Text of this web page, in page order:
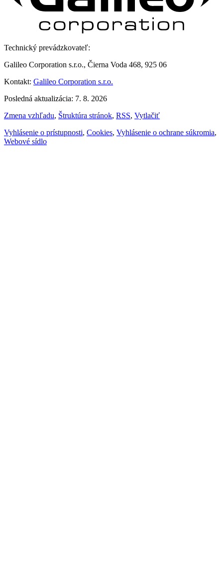
Technický prevádzkovateľ:
Galileo Corporation s.r.o., Čierna Voda 468, 925 06
Kontakt: Galileo Corporation s.r.o.
Posledná aktualizácia: 7. 8. 2026
Zmena vzhľadu, Štruktúra stránok, RSS, Vytlačiť
Vyhlásenie o prístupnosti, Cookies, Vyhlásenie o ochrane súkromia,
Webové sídlo